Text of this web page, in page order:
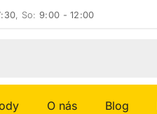
, So:9:00 - 12:00
O nás Blog